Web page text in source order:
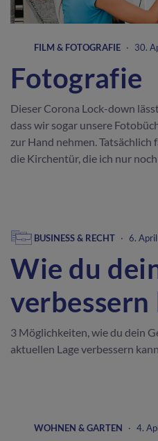
FILM & FOTOGRAFIE · 30.
Fotografie
Dieser Corona Lock-down
dass wir sogar unsere
zur Hand nehmen. Tatsächlich
die Kirchentür, die ich nur
BUSINESS & RECHT · 6.
Wie du
3 Möglichkeiten, wie du dein
aktuellen Lage verbessern
WOHNEN & GARTEN · 4.